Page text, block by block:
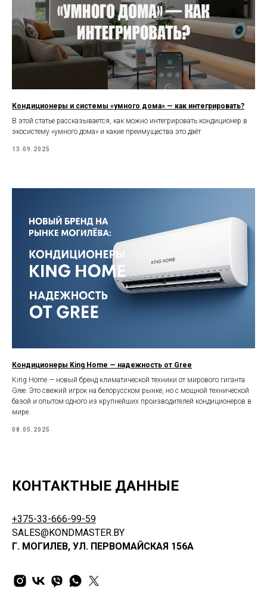
Кондиционеры и системы «умного дома» — как интегрировать?
В этой статье рассказывается, как можно интегрировать кондиционер в
экосистему «умного дома» и какие преимущества это даёт
13.09.2025
Кондиционеры King Home — надежность от Gree
King Home — новый бренд климатической техники от мирового гиганта
Gree. Это свежий игрок на белорусском рынке, но с мощной технической
базой и опытом одного из крупнейших производителей кондиционеров в
мире.
08.05.2025
КОНТАКТНЫЕ ДАННЫЕ
+375-33-666-99-59
SALES@KONDMASTER.BY
Г. МОГИЛЕВ, УЛ. ПЕРВОМАЙСКАЯ 156А